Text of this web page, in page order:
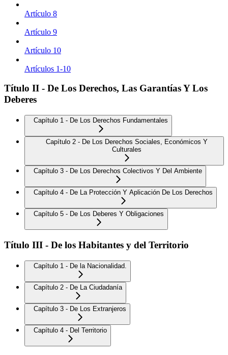
Artículo 8
Artículo 9
Artículo 10
Artículos 1-10
Título II - De Los Derechos, Las Garantías Y Los
Deberes
Capítulo 1 - De Los Derechos Fundamentales
Capítulo 2 - De Los Derechos Sociales, Económicos Y
Culturales
Capítulo 3 - De Los Derechos Colectivos Y Del Ambiente
Capítulo 4 - De La Protección Y Aplicación De Los Derechos
Capítulo 5 - De Los Deberes Y Obligaciones
Título III - De los Habitantes y del Territorio
Capítulo 1 - De la Nacionalidad.
Capítulo 2 - De La Ciudadanía
Capítulo 3 - De Los Extranjeros
Capítulo 4 - Del Territorio